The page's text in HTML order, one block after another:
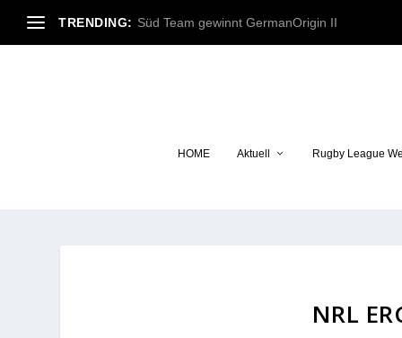
TRENDING: Süd Team gewinnt GermanOrigin II
HOME Aktuell Rugby League
NRL